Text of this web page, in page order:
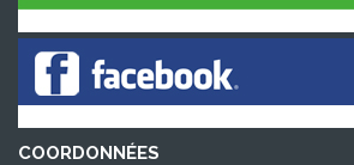
COORDONNÉES